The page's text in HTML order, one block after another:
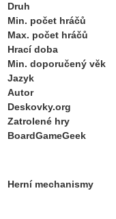
Druh
Min. počet hráčů
Max. počet hráčů
Hrací doba
Min. doporučený věk
Jazyk
Autor
Deskovky.org
Zatrolené hry
BoardGameGeek
Herní mechanismy